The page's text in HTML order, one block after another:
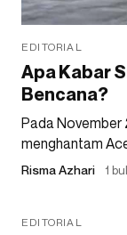
EDITORIAL
Apa Kabar
Bencana?
Pada November
menghantam
Risma Azhari 1
EDITORIAL